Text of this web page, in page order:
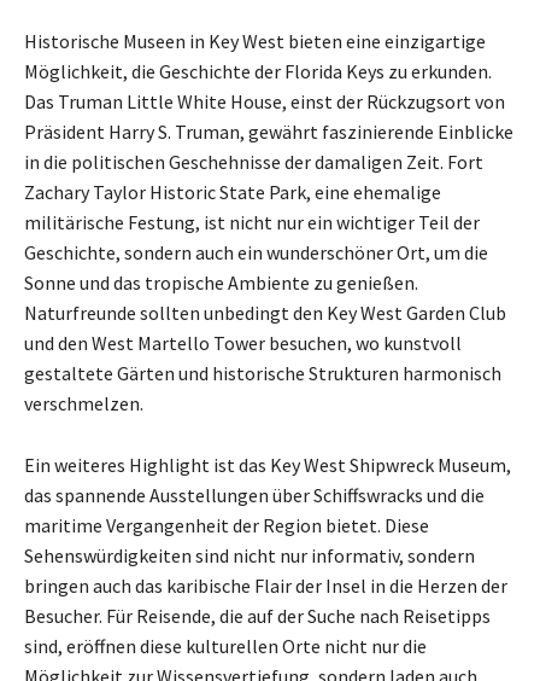
Historische Museen in Key West bieten eine einzigartige
Möglichkeit, die Geschichte der Florida Keys zu erkunden.
Das Truman Little White House, einst der Rückzugsort von
Präsident Harry S. Truman, gewährt faszinierende Einblicke
in die politischen Geschehnisse der damaligen Zeit. Fort
Zachary Taylor Historic State Park, eine ehemalige
militärische Festung, ist nicht nur ein wichtiger Teil der
Geschichte, sondern auch ein wunderschöner Ort, um die
Sonne und das tropische Ambiente zu genießen.
Naturfreunde sollten unbedingt den Key West Garden Club
und den West Martello Tower besuchen, wo kunstvoll
gestaltete Gärten und historische Strukturen harmonisch
verschmelzen.
Ein weiteres Highlight ist das Key West Shipwreck Museum,
das spannende Ausstellungen über Schiffswracks und die
maritime Vergangenheit der Region bietet. Diese
Sehenswürdigkeiten sind nicht nur informativ, sondern
bringen auch das karibische Flair der Insel in die Herzen der
Besucher. Für Reisende, die auf der Suche nach Reisetipps
sind, eröffnen diese kulturellen Orte nicht nur die
Möglichkeit zur Wissensvertiefung, sondern laden auch